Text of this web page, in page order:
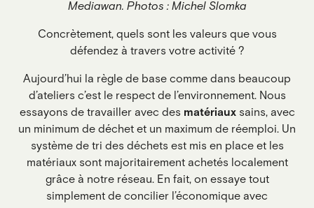
Mediawan. Photos : Michel Slomka
Concrètement, quels sont les valeurs que vous
défendez à travers votre activité ?
Aujourd’hui la règle de base comme dans beaucoup
d’ateliers c’est le respect de l’environnement. Nous
essayons de travailler avec des matériauxsains, avec
un minimum de déchet et un maximum de réemploi. Un
système de tri des déchets est mis en place et les
matériaux sont majoritairement achetés localement
grâce à notre réseau. En fait, on essaye tout
simplement de concilier l’économique avec